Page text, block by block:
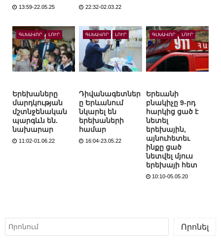
13:59-22.05.25 22:32-02.03.22
ԳԼԽԱՎՈՐ ԼՈՒՐ
Երեխաները
մարդկության
մշտնջենական
պարգևն են.
նախարար
11:02-01.06.22
ԳԼԽԱՎՈՐ ԼՈՒՐ
Դիվանագետներ
ը Երևանում
նկարել են
երեխաների
համար
16:04-23.05.22
ԳԼԽԱՎՈՐ ԼՈՒՐ
Երեւանի
բնակիչը 9-րդ
հարկից ցած է
նետել
երեխային,
այնուհետեւ
ինքը ցած
նետվել մյուս
երեխայի հետ
10:10-05.05.20
Որոնել
Որոնել